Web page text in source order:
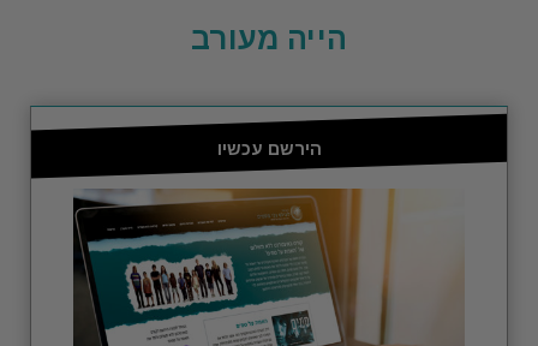
הייה מעורב
הירשם עכשיו